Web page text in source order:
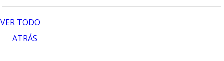
VER TODO
ATRÁS